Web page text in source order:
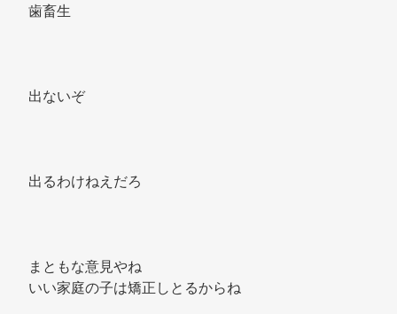
歯畜生
出ないぞ
出るわけねえだろ
まともな意見やね
いい家庭の子は矯正しとるからね